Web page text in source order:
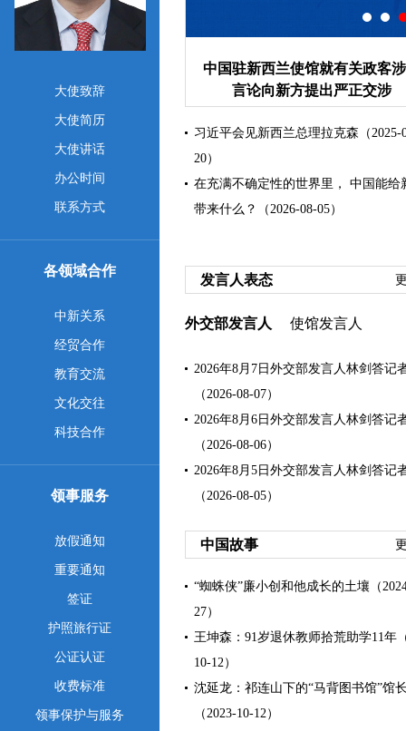
大使致辞
大使简历
大使讲话
办公时间
联系方式
各领域合作
中新关系
经贸合作
教育交流
文化交往
科技合作
领事服务
放假通知
重要通知
签证
护照旅行证
公证认证
收费标准
领事保护与服务
中国驻新西兰大使馆举行庆祝
99周年招待会
习近平会见新西兰总理拉克森（2025-
20）
在充满不确定性的世界里， 中国能给
带来什么？（2026-08-05）
发言人表态
外交部发言人 使馆发言人
2026年8月7日外交部发言人林剑答记
（2026-08-07）
2026年8月6日外交部发言人林剑答记
（2026-08-06）
2026年8月5日外交部发言人林剑答记
（2026-08-05）
中国故事
“蜘蛛侠”廉小创和他成长的土壤（
27）
王坤森：91岁退休教师拾荒助学11年
10-12）
沈延龙：祁连山下的“马背图书馆”馆
（2023-10-12）